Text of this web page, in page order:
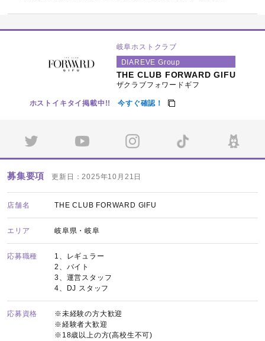
岐阜ホストクラブ
DIAREVE Group
THE CLUB FORWARD GIFU
ザクラブフォワードギフ
ホストイキタイ掲載中!! 今すぐ確認！
募集要項 更新日：2025年10月21日
店舗名 THE CLUB FORWARD GIFU
エリア 岐阜県・岐阜
応募職種
1、レギュラー
2、バイト
3、運営スタッフ
4、DJ スタッフ
応募資格
※未経験の方大歓迎
※経験者大歓迎
※18歳以上の方(高校生不可)